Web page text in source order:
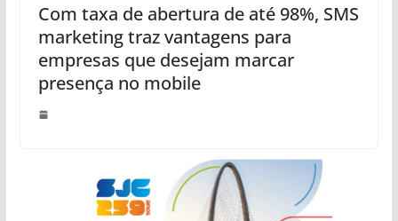
Com taxa de abertura de até 98%, SMS
marketing traz vantagens para
empresas que desejam marcar
presença no mobile